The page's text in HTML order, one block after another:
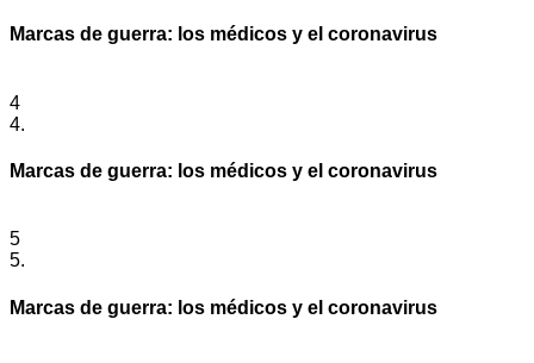
Marcas de guerra: los médicos y el coronavirus
4
4.
Marcas de guerra: los médicos y el coronavirus
5
5.
Marcas de guerra: los médicos y el coronavirus